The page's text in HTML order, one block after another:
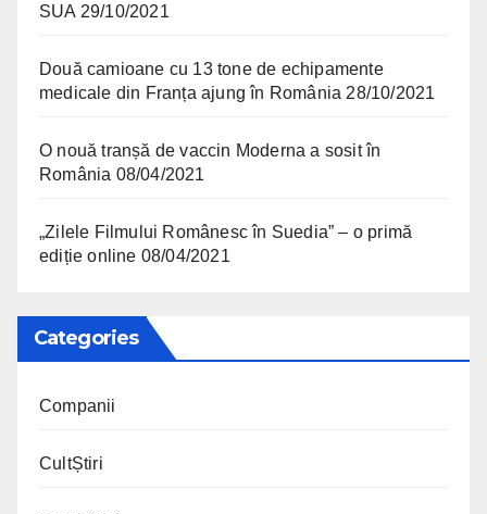
SUA 29/10/2021
Două camioane cu 13 tone de echipamente
medicale din Franța ajung în România 28/10/2021
O nouă tranșă de vaccin Moderna a sosit în
România 08/04/2021
„Zilele Filmului Românesc în Suedia” – o primă
ediție online 08/04/2021
Categories
Companii
CultȘtiri